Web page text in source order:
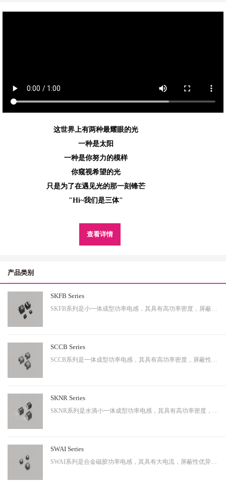
这世界上有两种最耀眼的光
一种是太阳
一种是你努力的模样
你窥视希望的光
只是为了在遇见光的那一刻锋芒
"Hi~我们是三体"
查看详情
产品类别
SKFB Series
SKFB系列是小一体成型功率电感，其具有高功率密度，屏蔽性出色等特性，适用于中大功率。
SCCB Series
SCCB系列是一体成型功率电感，其具有高功率密度，屏蔽性出色等特性，适用于中大功率。
SKNR Series
SKNR系列是水滴小一体成型功率电感，其具有高功率密度，屏蔽性出色等特性，适用于中大功率。
SWAI Series
SWAI系列是合金磁胶功率电感，其具有大电流，屏蔽性优异等特性，应用广泛。